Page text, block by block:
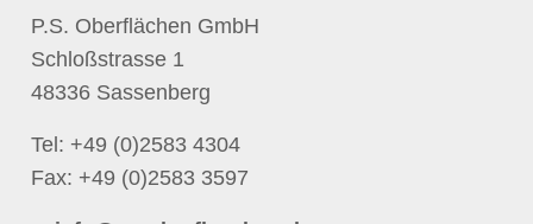
P.S. Oberflächen GmbH
Schloßstrasse 1
48336 Sassenberg
Tel: +49 (0)2583 4304
Fax: +49 (0)2583 3597